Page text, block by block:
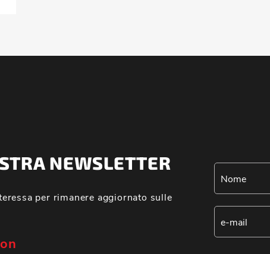
NEWSLETTER
per rimanere aggiornato sulle